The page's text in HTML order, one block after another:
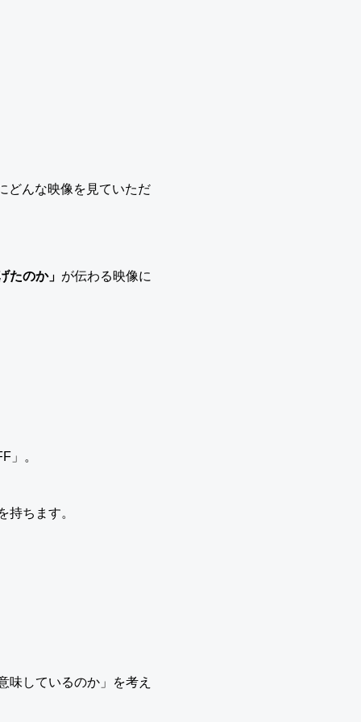
どんな映像を見ていただ
たのか」 が伝わる映像に
」。
持ちます。
味しているのか」を考え